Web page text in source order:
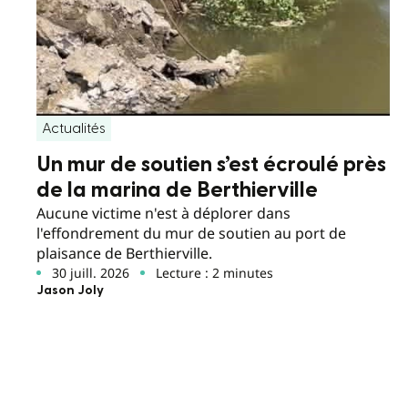
Actualités
Un mur de soutien s’est écroulé près
de la marina de Berthierville
Aucune victime n'est à déplorer dans
l'effondrement du mur de soutien au port de
plaisance de Berthierville.
30 juill. 2026 Lecture : 2 minutes
Jason Joly